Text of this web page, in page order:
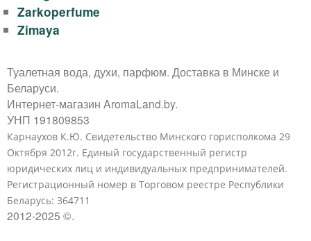
Zarkoperfume
Zimaya
Туалетная вода, духи, парфюм. Доставка в Минске и
Беларуси.
Интернет-магазин AromaLand.by.
УНП 191809853
Карнаухов К.Ю. Свидетельство Минского горисполкома 29
Октября 2012г. Единый государственный регистр
юридических лиц и индивидуальных предпринимателей.
Регистрационный номер в Торговом реестре Республики
Беларусь: 364711
2012-2025 ©.